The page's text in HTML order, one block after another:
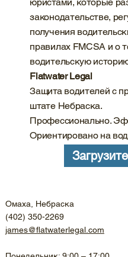
законодательстве,
получения
правилах FMCSA и о
водительскую
Flatwater Legal
Защита водителей с
штате Небраска.
Профессионально.
Ориентировано на
Омаха, Небраска
(402) 350-2269
james@flatwaterlegal.com